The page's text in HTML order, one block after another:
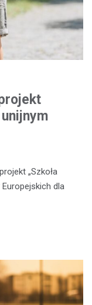
„Szkoła
dla